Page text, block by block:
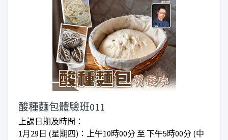
*仁愛堂員工可享有額外優惠*
酸種麵包體驗班011
上課日期及時間：
1月29日 (星期四)：上午10時00分 至 下午5時00分 (中